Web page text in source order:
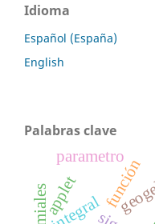
Idioma
Español (España)
English
Palabras clave
integral
función
applet
parametro